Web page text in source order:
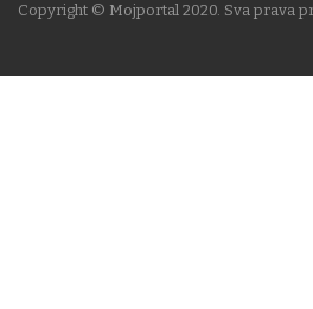
Copyright © Mojportal 2020. Sva prava